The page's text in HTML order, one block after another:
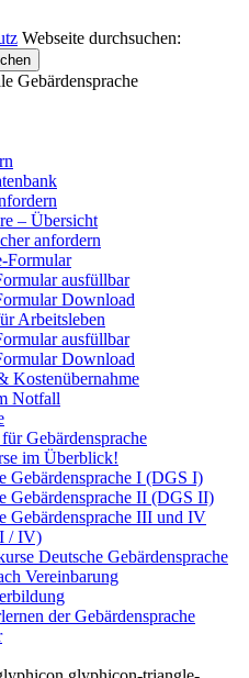
Webseite durchsuchen:
– Übersicht
anfordern
Formular
ausfüllbar
Download
Arbeitsleben
ausfüllbar
Download
Kostenübernahme
Notfall
Gebärdensprache
im Überblick!
Gebärdensprache I (DGS I)
Gebärdensprache II (DGS II)
Gebärdensprache III und IV
/ IV)
Deutsche Gebärdensprache
Vereinbarung
der Gebärdensprache